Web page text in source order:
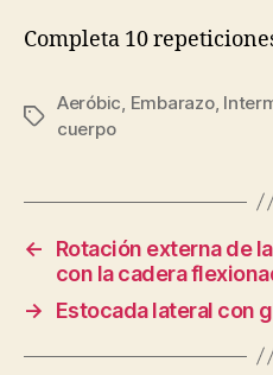
Completa 10
Etiquetas
Aeróbic, Embarazo,
cuerpo
←
Rotación externa de
con la cadera
→
Estocada lateral con